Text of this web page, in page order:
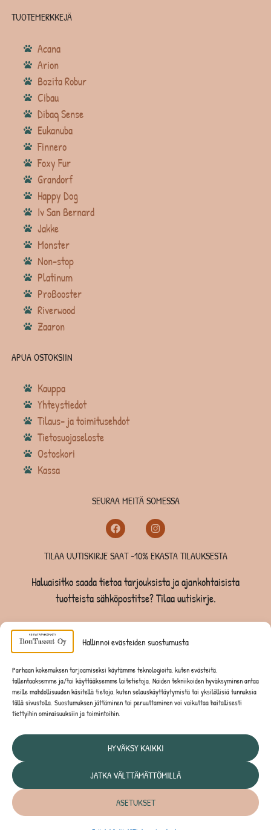
Hallinnoi evästeiden suostumusta
Parhaan kokemuksen tarjoamiseksi käytämme teknologioita, kuten evästeitä,
tallentaaksemme ja/tai käyttääksemme laitetietoja. Näiden tekniikoiden hyväksyminen antaa
meille mahdollisuuden käsitellä tietoja, kuten selauskäyttäytymistä tai yksilöllisiä tunnuksia
tällä sivustolla. Suostumuksen jättäminen tai peruuttaminen voi vaikuttaa haitallisesti
tiettyihin ominaisuuksiin ja toimintoihin.
HYVÄKSY KAIKKI
JATKA VÄLTTÄMÄTTÖMILLÄ
ASETUKSET
TUOTEMERKKEJÄ
Acana
Arion
Bozita Robur
Cibau
Dibaq Sense
Eukanuba
Finnero
Foxy Fur
Grandorf
Happy Dog
Iv San Bernard
Jakke
Monster
Non-stop
Platinum
ProBooster
Riverwood
Zaaron
APUA OSTOKSIIN
Kauppa
Yhteystiedot
Tilaus- ja toimitusehdot
Tietosuojaseloste
Ostoskori
Kassa
SEURAA MEITÄ SOMESSA
TILAA UUTISKIRJE SAAT -10% EKASTA TILAUKSESTA
Haluaisitko saada tietoa tarjouksista ja ajankohtaisista
tuotteista sähköpostitse? Tilaa uutiskirje.
TILAA UUTISKIRJE -SAAT -10% EKASTA TILAUKSESTA
KISSOILLE